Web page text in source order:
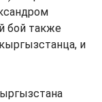
бой также
и